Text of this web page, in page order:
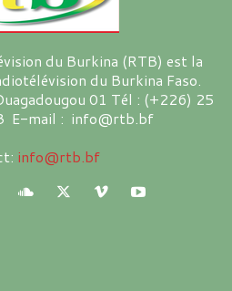
du Burkina (RTB) est la
du Burkina Faso.
01 Tél : (+226) 25
E-mail : info@rtb.bf
info@rtb.bf